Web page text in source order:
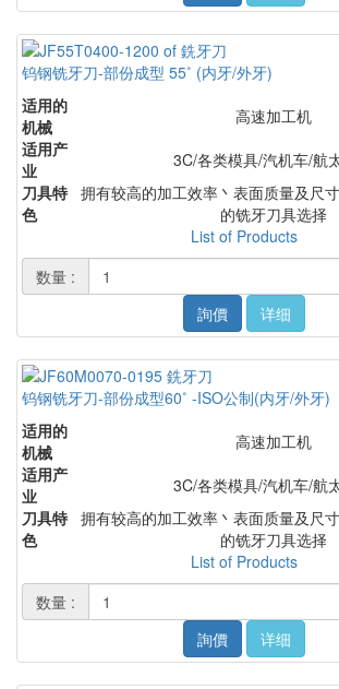
钨钢铣牙刀-部份成型 55˚ (内牙/外牙)
适用的
机械
高速加工机
适用产
业
3C/各类模具/汽机车/航
刀具特
色
拥有较高的加工效率丶表面质量及尺
的铣牙刀具选择
List of Products
数量 :
詢價
详细
钨钢铣牙刀-部份成型60˚ -ISO公制(内牙/外牙)
适用的
机械
高速加工机
适用产
业
3C/各类模具/汽机车/航
刀具特
色
拥有较高的加工效率丶表面质量及尺
的铣牙刀具选择
List of Products
数量 :
詢價
详细